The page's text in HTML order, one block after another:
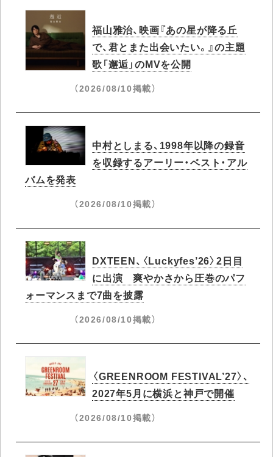
福山雅治、映画『あの星が降る丘
で、君とまた出会いたい。』の主題
歌「邂逅」のMVを公開
（2026/08/10掲載）
中村としまる、1998年以降の録音
を収録するアーリー・ベスト・アル
バムを発表
（2026/08/10掲載）
DXTEEN、〈Luckyfes’26〉2日目
に出演 爽やかさから圧巻のパフ
ォーマンスまで7曲を披露
（2026/08/10掲載）
〈GREENROOM FESTIVAL’27〉、
2027年5月に横浜と神戸で開催
（2026/08/10掲載）